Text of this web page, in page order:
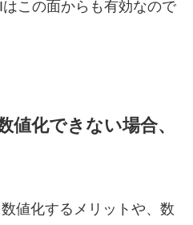
この面からも有効なので
値化できない場合、
値化するメリットや、数